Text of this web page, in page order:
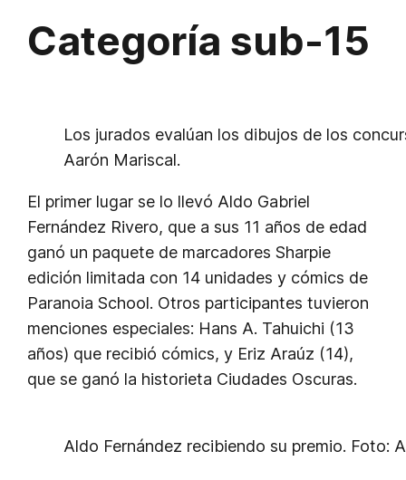
Categoría sub-15
Los jurados evalúan los dibujos de los
Aarón Mariscal.
El primer lugar se lo llevó Aldo Gabriel
Fernández Rivero, que a sus 11 años de edad
ganó un paquete de marcadores Sharpie
edición limitada con 14 unidades y cómics de
Paranoia School. Otros participantes tuvieron
menciones especiales: Hans A. Tahuichi (13
años) que recibió cómics, y Eriz Araúz (14),
que se ganó la historieta Ciudades Oscuras.
Aldo Fernández recibiendo su premio. Foto: